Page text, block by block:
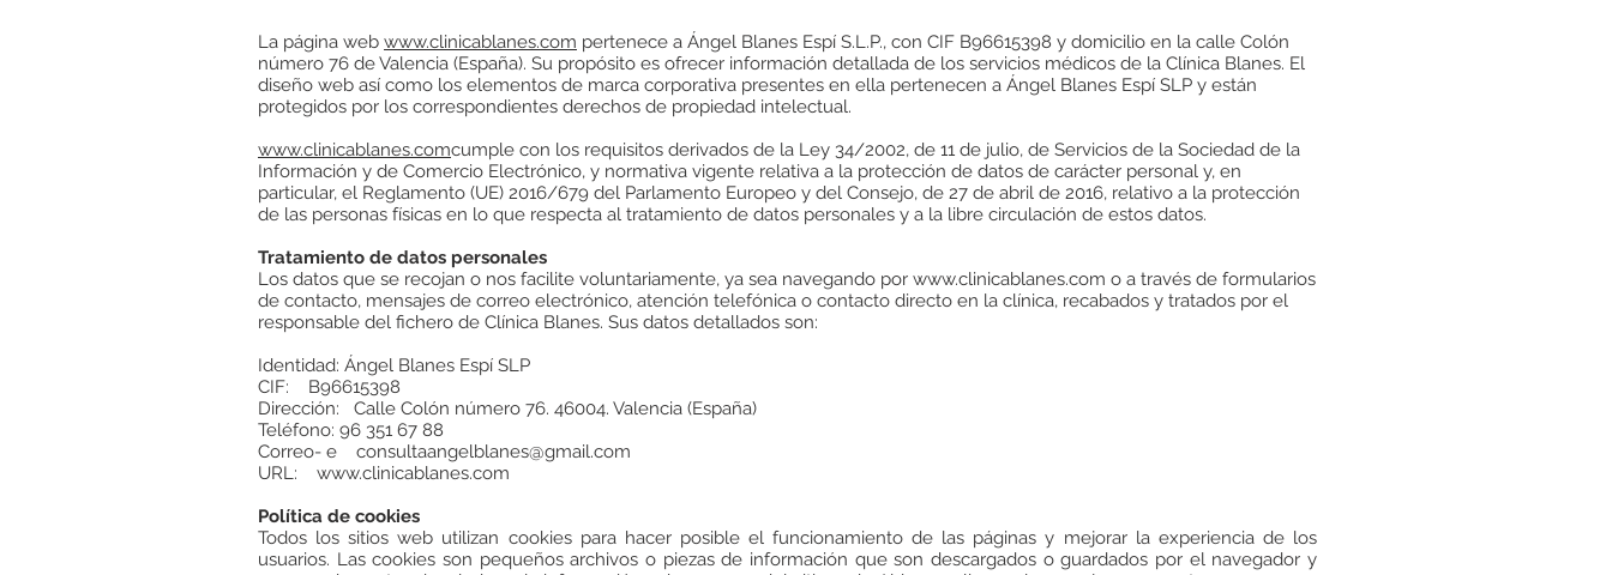
La página web www.clinicablanes.com pertenece a Ángel Blanes Espí S.L.P., con CIF B96615398 y domicilio en la calle Colón
número 76 de Valencia (España). Su propósito es ofrecer información detallada de los servicios médicos de la Clínica Blanes. El
diseño web así como los elementos de marca corporativa presentes en ella pertenecen a Ángel Blanes Espí SLP y están
protegidos por los correspondientes derechos de propiedad intelectual.
www.clinicablanes.comcumple con los requisitos derivados de la Ley 34/2002, de 11 de julio, de Servicios de la Sociedad de la
Información y de Comercio Electrónico, y normativa vigente relativa a la protección de datos de carácter personal y, en
particular, el Reglamento (UE) 2016/679 del Parlamento Europeo y del Consejo, de 27 de abril de 2016, relativo a la protección
de las personas físicas en lo que respecta al tratamiento de datos personales y a la libre circulación de estos datos.
Tratamiento de datos personales
Los datos que se recojan o nos facilite voluntariamente, ya sea navegando por www.clinicablanes.com o a través de formularios
de contacto, mensajes de correo electrónico, atención telefónica o contacto directo en la clínica, recabados y tratados por el
responsable del fichero de Clínica Blanes. Sus datos detallados son:
Identidad: Ángel Blanes Espí SLP
CIF: B96615398
Dirección: Calle Colón número 76. 46004. Valencia (España)
Teléfono: 96 351 67 88
Correo- e consultaangelblanes@gmail.com
URL: www.clinicablanes.com
Política de cookies
Todos los sitios web utilizan cookies para hacer posible el funcionamiento de las páginas y mejorar la experiencia de los
usuarios. Las cookies son pequeños archivos o piezas de información que son descargados o guardados por el navegador y